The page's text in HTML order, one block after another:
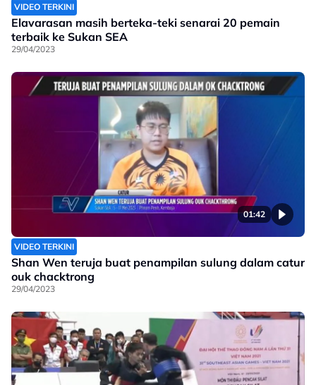
VIDEO TERKINI
Elavarasan masih berteka-teki senarai 20 pemain
terbaik ke Sukan SEA
29/04/2023
01:42
VIDEO TERKINI
Shan Wen teruja buat penampilan sulung dalam catur
ouk chacktrong
29/04/2023